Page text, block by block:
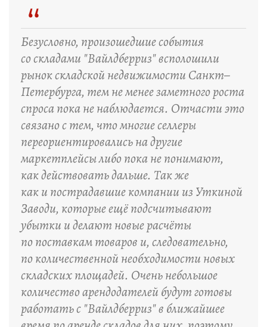
“
Безусловно, произошедшие события
со складами "Вайлдберриз" всполошили
рынок складской недвижимости Санкт–
Петербурга, тем не менее заметного роста
спроса пока не наблюдается. Отчасти это
связано с тем, что многие селлеры
переориентировались на другие
маркетплейсы либо пока не понимают,
как действовать дальше. Так же
как и пострадавшие компании из Уткиной
Заводи, которые ещё подсчитывают
убытки и делают новые расчёты
по поставкам товаров и, следовательно,
по количественной необходимости новых
складских площадей. Очень небольшое
количество арендодателей будут готовы
работать с "Вайлдберриз" в ближайшее